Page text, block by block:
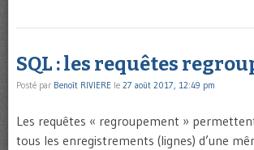
SQL : les requêtes
Posté par Benoît RIVIERE le 27 août 2017, 12:49 pm
Les requêtes « regroupement »
tous les enregistrements (lignes) d’une